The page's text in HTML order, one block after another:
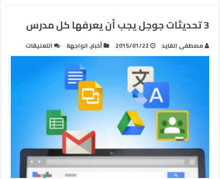
3 تحديثات جوجل يجب أن يعرفها كل مدرس
مصطفى القايد 2015/01/22 أخبار,الواجهة التعليقات
3
مغلقة